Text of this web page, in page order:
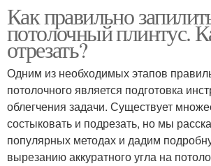
Как правильно
потолочный плинтус.
отрезать?
Одним из необходимых этапов
потолочного является подготовка
облегчения задачи. Существует
состыковать и подрезать, но мы
популярных методах и дадим
вырезанию аккуратного угла на